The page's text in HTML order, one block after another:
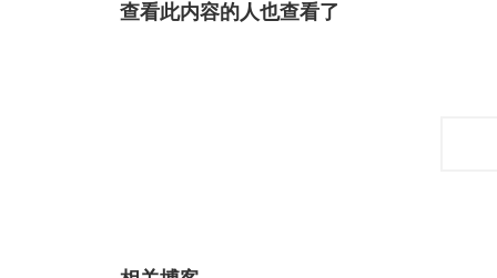
查看此内容的人也查看了